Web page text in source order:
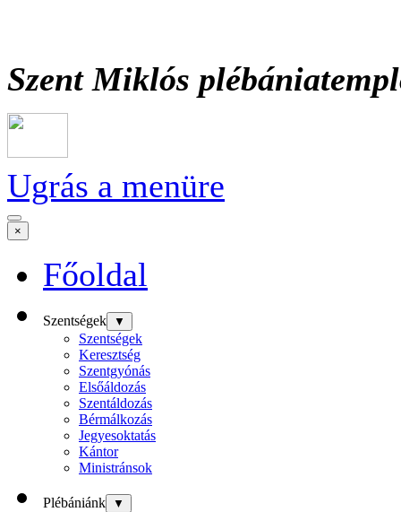
Szent Miklós
Ugrás a menüre
×
Főoldal
Szentségek ▼
Szentségek
Keresztség
Szentgyónás
Elsőáldozás
Szentáldozás
Bérmálkozás
Jegyesoktatás
Kántor
Ministránsok
Plébániánk ▼